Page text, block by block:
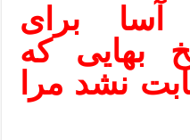
برای
بهایی که
نشد مرا